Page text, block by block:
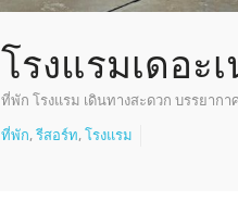
โรงแรมเดอะ
ที่พัก โรงแรม เดินทางสะดวก บรรยากา
ที่พัก, รีสอร์ท, โรงแรม